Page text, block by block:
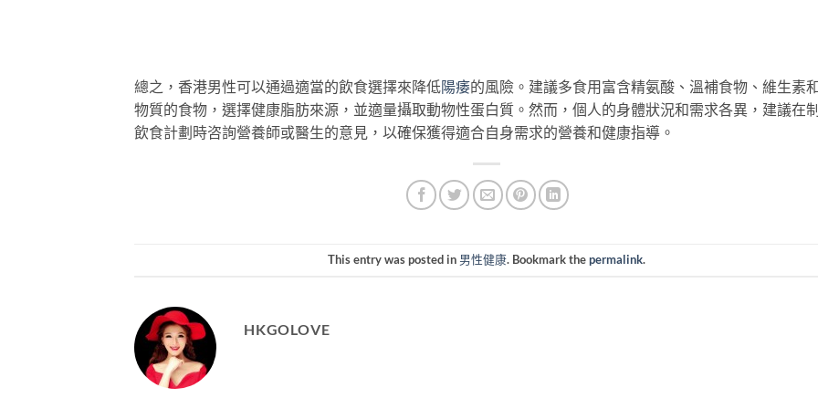
總之，香港男性可以通過適當的飲食選擇來降低陽痿的風險。建議多食用富含精氨酸、溫補食物、維生素
物質的食物，選擇健康脂肪來源，並適量攝取動物性蛋白質。然而，個人的身體狀況和需求各異，建議在
飲食計劃時咨詢營養師或醫生的意見，以確保獲得適合自身需求的營養和健康指導。
This entry was posted in 男性健康. Bookmark thepermalink.
HKGOLOVE